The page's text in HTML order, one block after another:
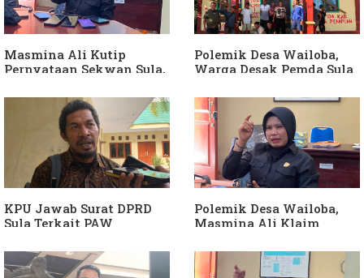
Komisi I Bukan
intervensi Politik
sebagai "ATM Berjalan",
Armin Soamole: Harus
Dibuktikan
Masmina Ali Kutip
Pernyataan Sekwan Sula,
Diduga Jadikan
Keponakan "ATM
Berjalan"
Polemik Desa Wailoba,
Warga Desak Pemda Sula
APH Usut Dugaan
Penyimpangan Dana Desa
KPU Jawab Surat DPRD
Sula Terkait PAW
Hanura
Polemik Desa Wailoba,
Masmina Ali Klaim
Keterlibatan Ketua PKB
Sula